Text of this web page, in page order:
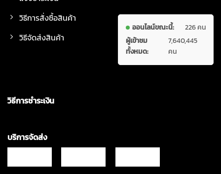
วิธีการสั่งซื้อสินค้า
วิธีจัดส่งสินค้า
ออนไลน์ขณะนี้:
226 คน
ผู้เข้าชม
ทั้งหมด:
7,640,445
คน
วิธีการชำระเงิน
บริการจัดส่ง